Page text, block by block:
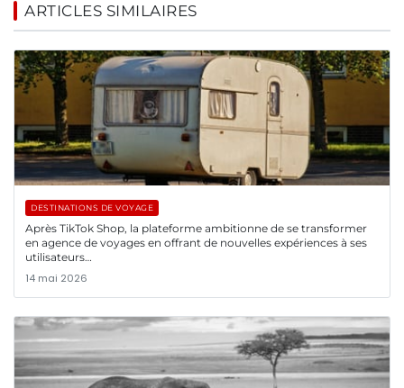
ARTICLES SIMILAIRES
DESTINATIONS DE VOYAGE
Après TikTok Shop, la plateforme ambitionne de se transformer
en agence de voyages en offrant de nouvelles expériences à ses
utilisateurs…
14 mai 2026